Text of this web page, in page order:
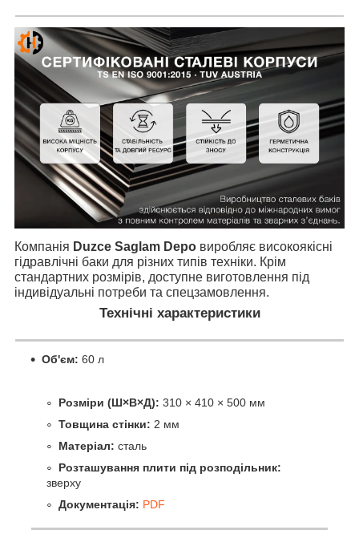
Компанія Duzce Saglam Depo виробляє високоякісні
гідравлічні баки для різних типів техніки. Крім
стандартних розмірів, доступне виготовлення під
індивідуальні потреби та спецзамовлення.
Технічні характеристики
Об'єм: 60 л
Розміри (Ш×В×Д): 310 × 410 × 500 мм
Товщина стінки: 2 мм
Матеріал: сталь
Розташування плити під розподільник:
зверху
Документація: PDF